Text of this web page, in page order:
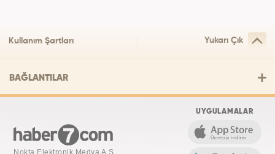
Kullanım Şartları Yukarı Çık
BAĞLANTILAR
Nokta Elektronik Medya A.Ş.
UYGULAMALAR